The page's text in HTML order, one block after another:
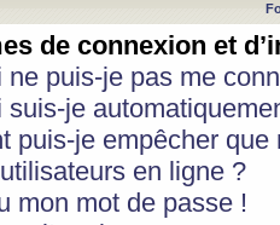
de connexion et
ne puis-je pas me
suis-je
puis-je empêcher
en ligne ?
mon mot de passe !